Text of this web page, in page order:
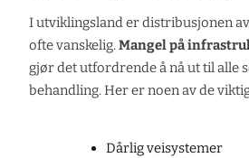
I utviklingsland er distribusjonen
ofte vanskelig.Mangel på
gjør det utfordrende å nå ut til alle
behandling. Her er noen av de
Dårlig veisystemer